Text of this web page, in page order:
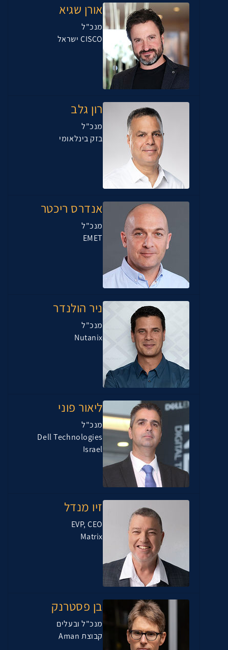
אורן שגיא
מנכ"ל
CISCO ישראל
רון גלב
מנכ"ל
בזק בינלאומי
אנדרס ריכטר
מנכ"ל
EMET
ניר הולנדר
מנכ"ל
Nutanix
ליאור פוני
מנכ"ל
Dell Technologies
Israel
זיו מנדל
EVP, CEO
Matrix
בן פסטרנק
מנכ"ל ובעלים
קבוצת Aman